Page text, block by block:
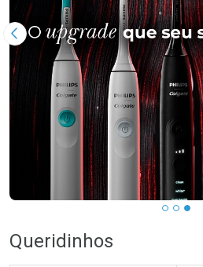
Imagem Anterior
Queridinhos